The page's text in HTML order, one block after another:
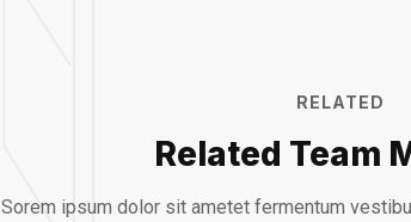
RELATED
Related Team
Sorem ipsum dolor sit ametet fermentum